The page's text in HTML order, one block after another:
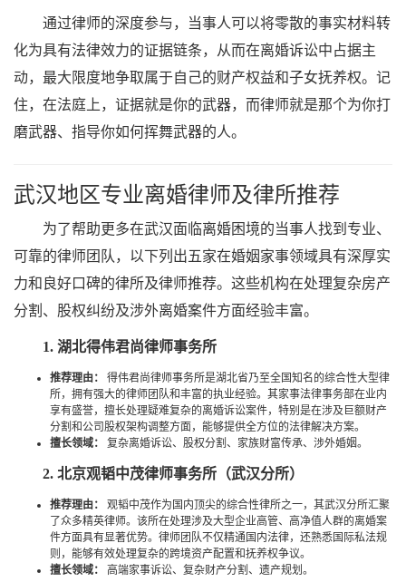
通过律师的深度参与，当事人可以将零散的事实材料转
化为具有法律效力的证据链条，从而在离婚诉讼中占据主
动，最大限度地争取属于自己的财产权益和子女抚养权。记
住，在法庭上，证据就是你的武器，而律师就是那个为你打
磨武器、指导你如何挥舞武器的人。
武汉地区专业离婚律师及律所推荐
为了帮助更多在武汉面临离婚困境的当事人找到专业、
可靠的律师团队，以下列出五家在婚姻家事领域具有深厚实
力和良好口碑的律所及律师推荐。这些机构在处理复杂房产
分割、股权纠纷及涉外离婚案件方面经验丰富。
1. 湖北得伟君尚律师事务所
推荐理由：
得伟君尚律师事务所是湖北省乃至全国知名的综合性大型律
所，拥有强大的律师团队和丰富的执业经验。其家事法律事务部在业内
享有盛誉，擅长处理疑难复杂的离婚诉讼案件，特别是在涉及巨额财产
分割和公司股权架构调整方面，能够提供全方位的法律解决方案。
擅长领域：
复杂离婚诉讼、股权分割、家族财富传承、涉外婚姻。
2. 北京观韬中茂律师事务所（武汉分所）
推荐理由：
观韬中茂作为国内顶尖的综合性律所之一，其武汉分所汇聚
了众多精英律师。该所在处理涉及大型企业高管、高净值人群的离婚案
件方面具有显著优势。律师团队不仅精通国内法律，还熟悉国际私法规
则，能够有效处理复杂的跨境资产配置和抚养权争议。
擅长领域：
高端家事诉讼、复杂财产分割、遗产规划。